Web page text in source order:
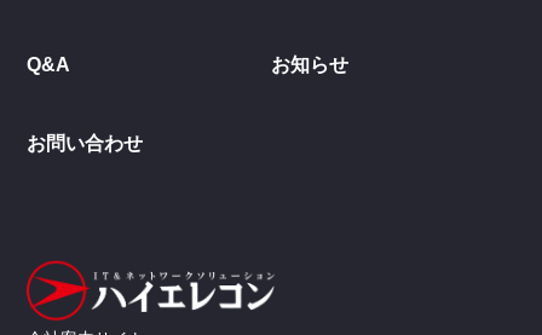
Q&A お知らせ
お問い合わせ